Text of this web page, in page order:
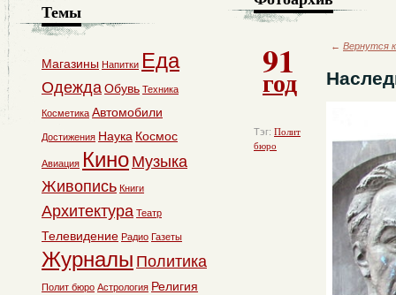
91
год
Тэг: Полит
бюро
← Вернутся
Темы
Магазины Напитки Еда
ОдеждаОбувь Техника
Косметика Автомобили
Достижения Наука Космос
Авиация Кино Музыка
Живопись Книги
Архитектура Театр
Телевидение Радио Газеты
Журналы Политика
Полит бюро Астрология Религия